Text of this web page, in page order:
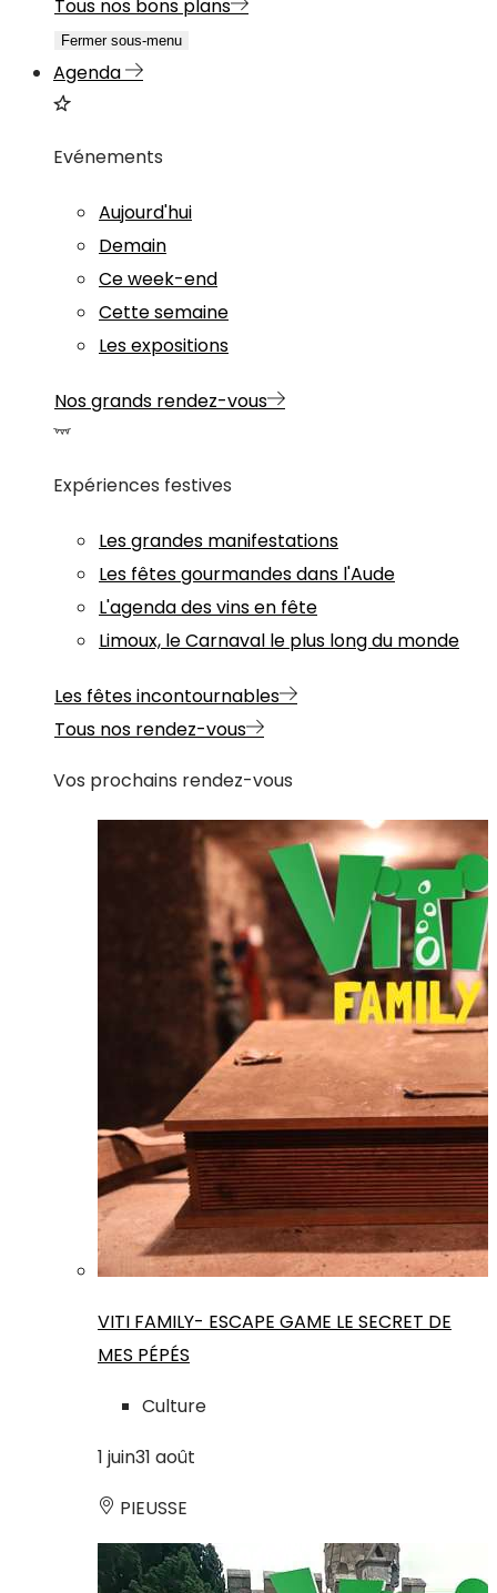
Tous nos bons plans
Fermer sous-menu
Agenda
Evénements
Aujourd'hui
Demain
Ce week-end
Cette semaine
Les expositions
Nos grands rendez-vous
Expériences festives
Les grandes manifestations
Les fêtes gourmandes dans l'Aude
L'agenda des vins en fête
Limoux, le Carnaval le plus long du monde
Les fêtes incontournables
Tous nos rendez-vous
Vos prochains rendez-vous
VITI FAMILY- ESCAPE GAME LE SECRET DE
MES PÉPÉS
Culture
1 juin31 août
PIEUSSE